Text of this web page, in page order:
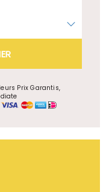
Prix Garantis,